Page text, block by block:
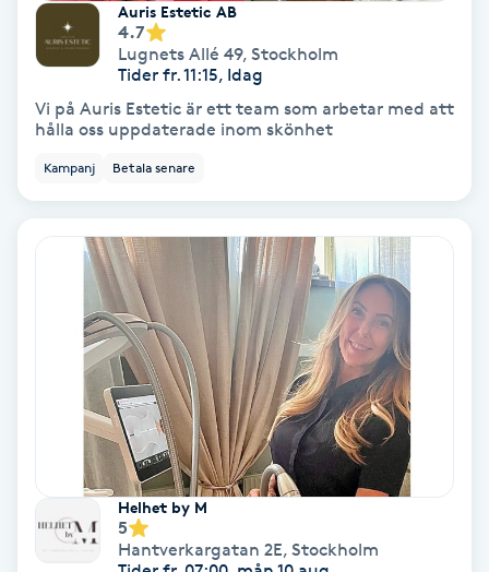
Träning
Vaccination
Vampyrbehandling
Vaxning brasiliansk
Veterinär
Vibrationsmassage
Vinyasa Yoga
Auris Estetic AB
4.7
Lugnets Allé 49, Stockholm
Tider fr. 11:15, Idag
Vi på Auris Estetic är ett team som arbetar med att
hålla oss uppdaterade inom skönhet
Kampanj Betala senare
Helhet by M
5
Hantverkargatan 2E, Stockholm